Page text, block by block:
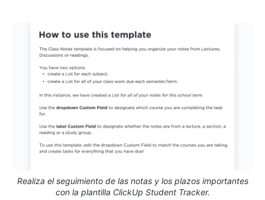
Realiza el seguimiento de las notas y los plazos importantes
con la plantilla ClickUp Student Tracker.